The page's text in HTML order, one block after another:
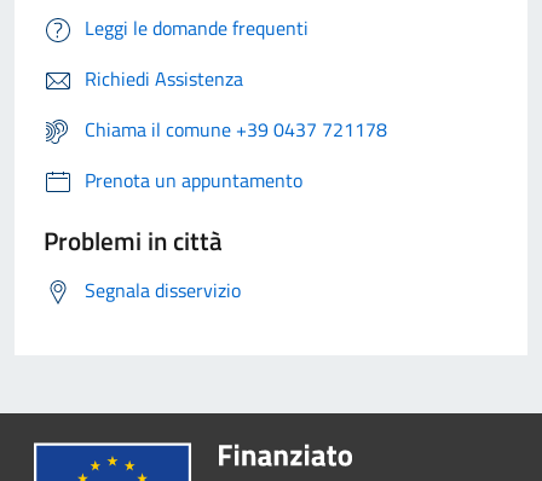
Leggi le domande frequenti
Richiedi Assistenza
Chiama il comune +39 0437 721178
Prenota un appuntamento
Problemi in città
Segnala disservizio